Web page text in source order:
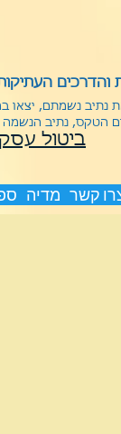
ביטול
נתיב נשמתם, יצאו
הטקס, נתיב הנשמה
מדיה קשר